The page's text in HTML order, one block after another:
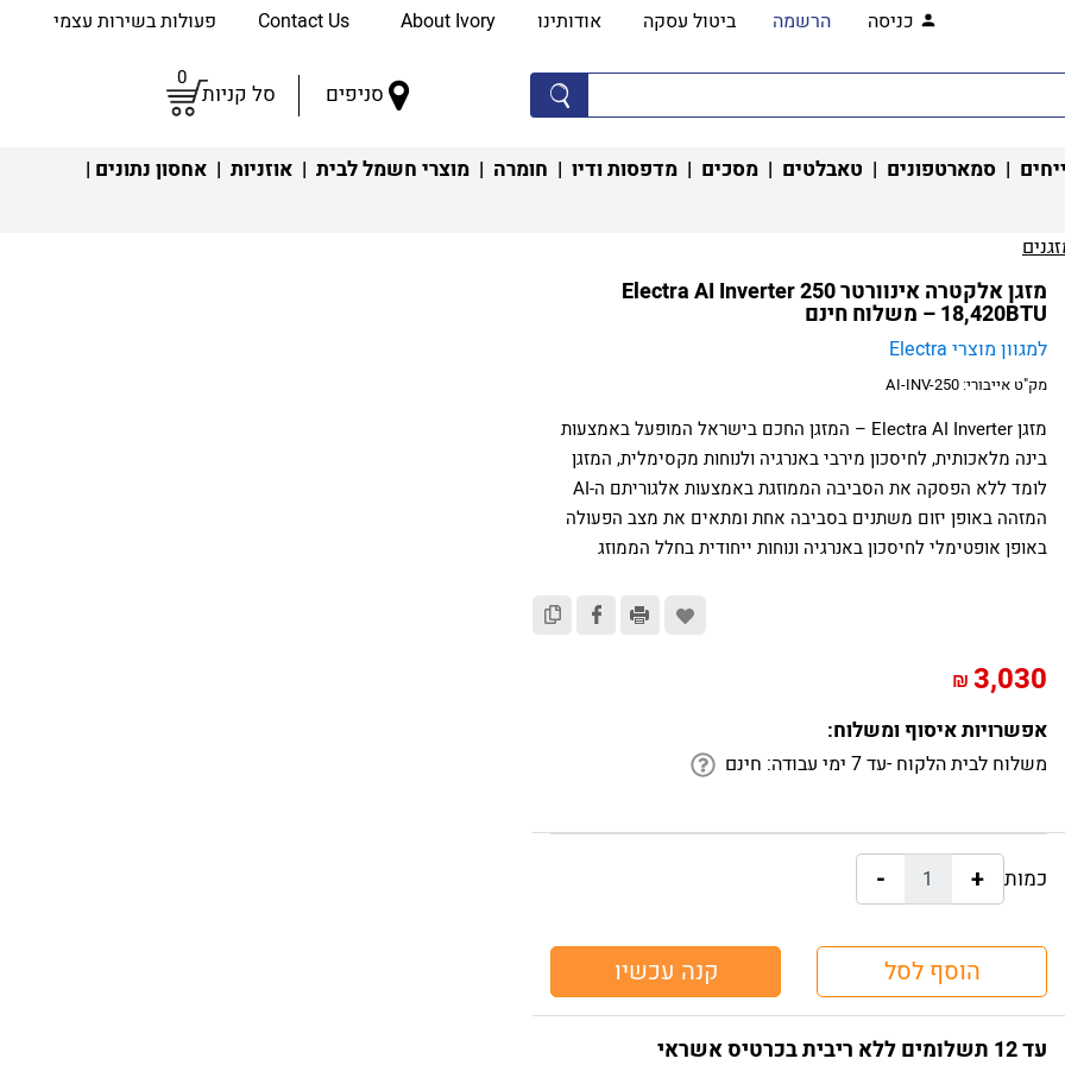
כניסה הרשמה ביטול עסקה אודותינו About Ivory פעולות בשירות עצמי
סניפים סל קניות
0
| סמארטפונים | טאבלטים | מסכים | מדפסות ודיו | חומרה | מוצרי חשמל לבית | אוזניות | אחסון נתונים |
מזגן אלקטרה אינוורטר Electra AI Inverter 250
18,420BTU – משלוח חינם
למגוון מוצרי Electra
מק"ט אייבורי: AI-INV-250
מזגן Electra AI Inverter – המזגן החכם בישראל המופעל באמצעות
בינה מלאכותית, לחיסכון מירבי באנרגיה ולנוחות מקסימלית, המזגן
לומד ללא הפסקה את הסביבה הממוזגת באמצעות אלגוריתם ה-AI
המזהה באופן יזום משתנים בסביבה אחת ומתאים את מצב הפעולה
באופן אופטימלי לחיסכון באנרגיה ונוחות ייחודית בחלל הממוזג
₪
3,030
₪
אפשרויות איסוף ומשלוח:
משלוח לבית הלקוח -עד 7 ימי עבודה: חינם
כמות: +
-
הוסף לסל קנה עכשיו
עד 12 תשלומים ללא ריבית בכרטיס אשראי